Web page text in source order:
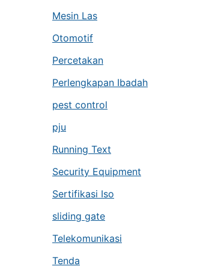
Mesin Las
Otomotif
Percetakan
Perlengkapan Ibadah
pest control
pju
Running Text
Security Equipment
Sertifikasi Iso
sliding gate
Telekomunikasi
Tenda